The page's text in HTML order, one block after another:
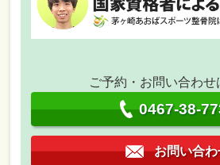
ご予約・お問い合わせ
0467-38-
お問い合わ